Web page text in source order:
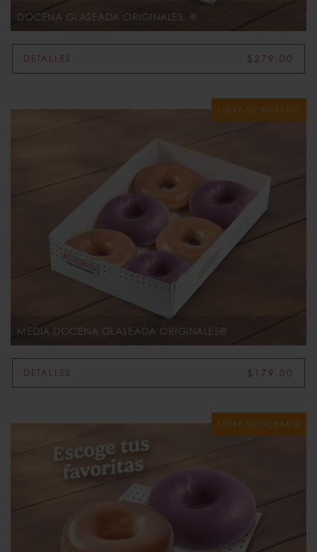
DOCENA GLASEADA ORIGINALES. ®
DETALLES $279.00
FUERA DE HORARIO
MEDIA DOCENA GLASEADA ORIGINALES®
DETALLES $179.00
FUERA DE HORARIO